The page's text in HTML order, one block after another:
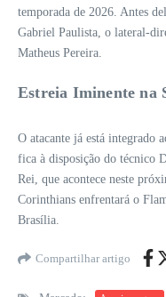
temporada de 2026. Antes
Gabriel Paulista, o lateral-
Matheus Pereira.
Estreia Iminente na
O atacante já está integrado
fica à disposição do técnico
Rei, que acontece neste
Corinthians enfrentará o
Brasília.
Compartilhar artigo